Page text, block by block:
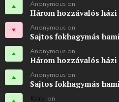
Anonymous on
Három hozzávalós
Anonymous on
Sajtos fokhagymás
Anonymous on
Három hozzávalós
Anonymous on
Sajtos fokhagymás
Karsi on